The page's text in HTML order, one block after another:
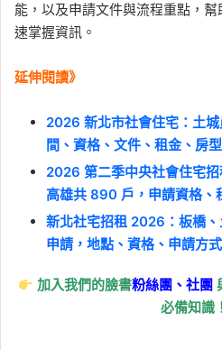
能，以及申請文件與流程重點，
速掌握資訊。
延伸閱讀》
2026 新北市社會住宅：土
間、資格、文件、租金、房
2026 第二季中央社會住宅
高雄共 890 戶，申請資格、
新北社宅招租 2026：板橋
申請，地點、資格、申請方
加入我們的臉書粉絲團、社團
必備知識！